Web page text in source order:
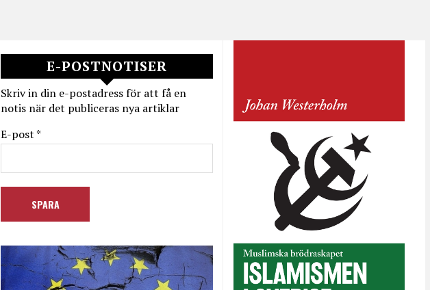
E-POSTNOTISER
Skriv in din e-postadress för att få en
notis när det publiceras nya artiklar
E-post *